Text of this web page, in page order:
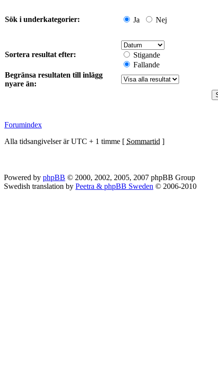
Sök i underkategorier: Ja Nej
Sortera resultat efter:
Stigande
Fallande
Begränsa resultaten till inlägg
nyare än:
Forumindex
Alla tidsangivelser är UTC + 1 timme [ Sommartid ]
Powered by phpBB © 2000, 2002, 2005, 2007 phpBB Group
Swedish translation by Peetra & phpBB Sweden © 2006-2010